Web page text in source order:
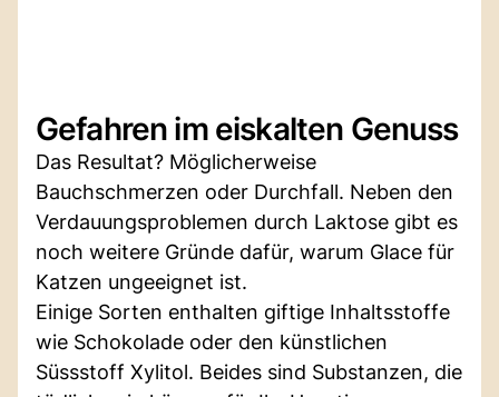
Gefahren im eiskalten Genuss
Das Resultat? Möglicherweise
Bauchschmerzen oder Durchfall. Neben den
Verdauungsproblemen durch Laktose gibt es
noch weitere Gründe dafür, warum Glace für
Katzen ungeeignet ist.
Einige Sorten enthalten giftige Inhaltsstoffe
wie Schokolade oder den künstlichen
Süssstoff Xylitol. Beides sind Substanzen, die